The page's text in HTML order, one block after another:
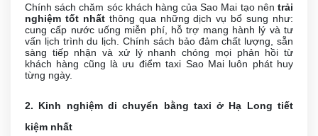
Chính sách chăm sóc khách hàng của Sao Mai tạo nên trải
nghiệm tốt nhấtthông qua những dịch vụ bổ sung như:
cung cấp nước uống miễn phí, hỗ trợ mang hành lý và tư
vấn lịch trình du lịch. Chính sách bảo đảm chất lượng, sẵn
sàng tiếp nhận và xử lý nhanh chóng mọi phản hồi từ
khách hàng cũng là ưu điểm taxi Sao Mai luôn phát huy
từng ngày.
2. Kinh nghiệm di chuyển bằng taxi ở Hạ Long tiết
kiệm nhất